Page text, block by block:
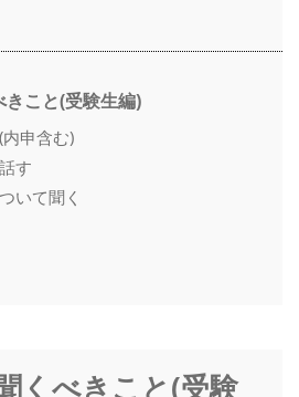
こと(受験生編)
申含む)
す
いて聞く
くべきこと(受験